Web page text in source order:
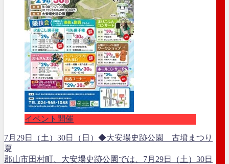
イベント開催
7月29日（土）30日（日）◆大安場史跡公園 古墳まつり
夏
郡山市田村町、大安場史跡公園では、7月29日（土）30日